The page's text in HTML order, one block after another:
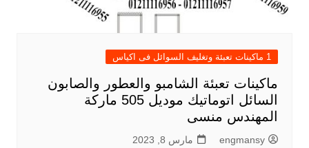
1 ماكينات تعبئة وتغليف السوائل فى اكياس
ماكينات تعبئة الشامبو والعطور والصابون
السائل اتوماتيك موديل 505 ماركة
المهندس منسى
engmansy مارس 8, 2023